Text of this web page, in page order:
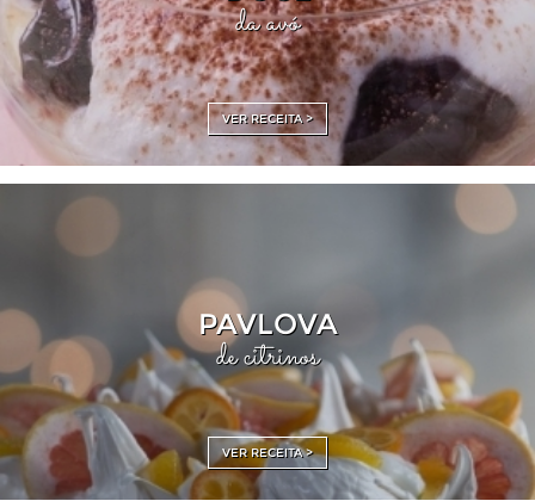
da avó
VER RECEITA >
PAVLOVA
de citrinos
VER RECEITA >